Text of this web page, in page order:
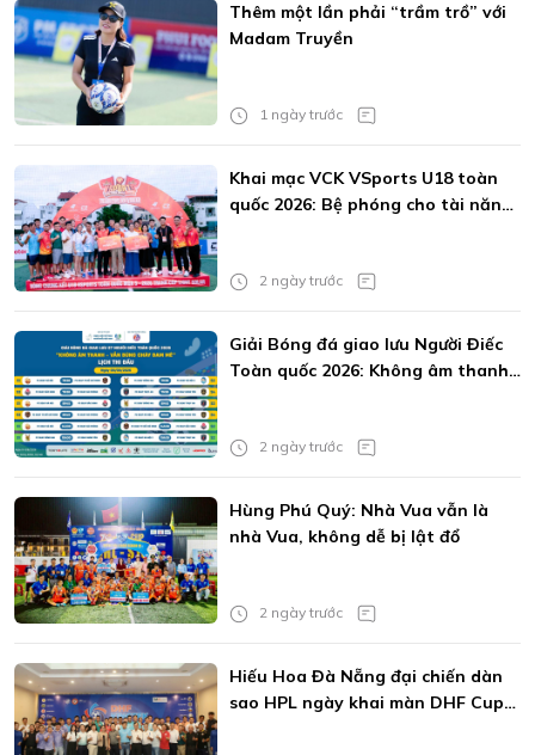
Thêm một lần phải “trầm trồ” với
Madam Truyền
1 ngày trước
Khai mạc VCK VSports U18 toàn
quốc 2026: Bệ phóng cho tài năng
2 ngày trước
Giải Bóng đá giao lưu Người Điếc
Toàn quốc 2026: Không âm thanh
2 ngày trước
Hùng Phú Quý: Nhà Vua vẫn là
nhà Vua, không dễ bị lật đổ
2 ngày trước
Hiếu Hoa Đà Nẵng đại chiến dàn
sao HPL ngày khai màn DHF Cup